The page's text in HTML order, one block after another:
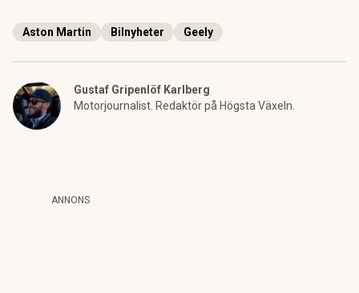
Aston Martin Bilnyheter Geely
Gustaf Gripenlöf Karlberg
Motorjournalist. Redaktör på Högsta Växeln.
ANNONS